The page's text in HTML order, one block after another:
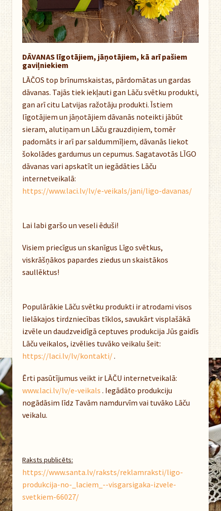
DĀVANAS līgotājiem, jāņotājiem, kā arī pašiem
gaviļniekiem
LĀČOS top brīnumskaistas, pārdomātas un gardas
dāvanas. Tajās tiek iekļauti gan Lāču svētku produkti,
gan arī citu Latvijas ražotāju produkti. Īstiem
līgotājiem un jāņotājiem dāvanās noteikti jābūt
sieram, alutiņam un Lāču grauzdiņiem, tomēr
padomāts ir arī par saldummīļiem, dāvanās liekot
šokolādes gardumus un cepumus. Sagatavotās LĪGO
dāvanas vari apskatīt un iegādāties Lāču
internetveikalā:
https://www.laci.lv/lv/e-veikals/jani/ligo-davanas/
Lai labi garšo un veseli ēduši!
Visiem priecīgus un skanīgus Līgo svētkus,
viskrāšņākos papardes ziedus un skaistākos
saullēktus!
Populārākie Lāču svētku produkti ir atrodami visos
lielākajos tirdzniecības tīklos, savukārt visplašākā
izvēle un daudzveidīgā ceptuves produkcija Jūs gaidīs
Lāču veikalos, izvēlies tuvāko veikalu šeit:
https://laci.lv/lv/kontakti/.
Ērti pasūtījumus veikt ir LĀČU internetveikalā:
www.laci.lv/lv/e-veikals . Iegādāto produkciju
nogādāsim līdz Tavām namdurvīm vai tuvāko Lāču
veikalu.
Raksts publicēts:
https://www.santa.lv/raksts/reklamraksti/ligo-
produkcija-no-_laciem_--visgarsigaka-izvele-
svetkiem-66027/